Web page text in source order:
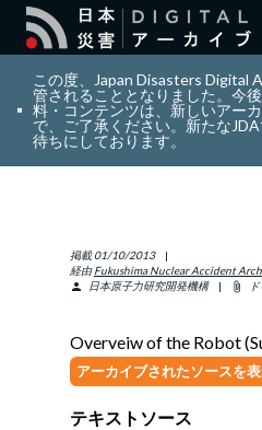
search
layers コレ
info_outline リ
この度、Japan Disasters Digital
管されることとなりました。今
料・コンテンツは、新しいアー
で、ご了承ください。新たな
待ちにしております。
掲載 01/10/2013
経由 Fukushima Nuclear Accident
person
日本原子力研究開発機構 attach_file
Overveiw of the Robot
アーカイブされたソースを
テキストソース